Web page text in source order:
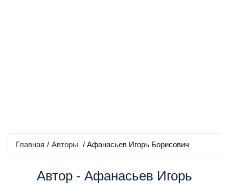
Главная / Авторы / Афанасьев Игорь Борисович
Автор - Афанасьев Игорь